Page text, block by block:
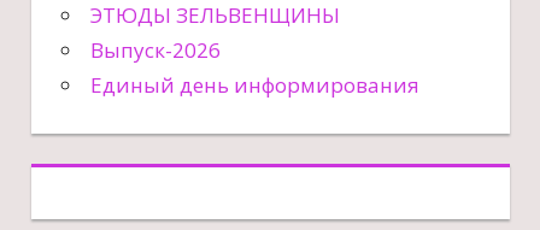
ЭТЮДЫ ЗЕЛЬВЕНЩИНЫ
Выпуск-2026
Единый день информирования